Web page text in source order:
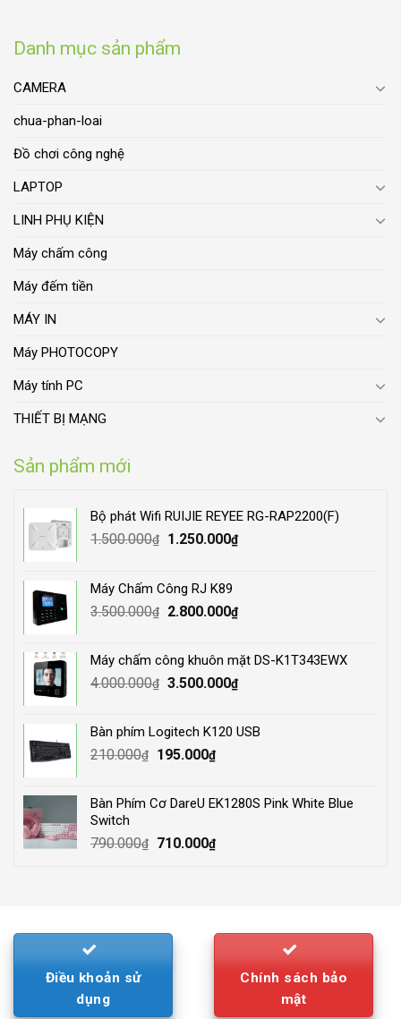
Danh mục sản phẩm
CAMERA
chua-phan-loai
Đồ chơi công nghệ
LAPTOP
LINH PHỤ KIỆN
Máy chấm công
Máy đếm tiền
MÁY IN
Máy PHOTOCOPY
Máy tính PC
THIẾT BỊ MẠNG
Sản phẩm mới
Bộ phát Wifi RUIJIE REYEE RG-RAP2200(F)
1.500.000₫
Original
1.500.000₫.
1.250.000₫Current
Máy Chấm Công RJ K89
3.500.000₫
Original
3.500.000₫.
2.800.000₫Current
2.800.000₫.
Máy chấm công khuôn mặt DS-K1T343EWX
4.000.000₫ Original
4.000.000₫.
3.500.000₫Current
3.500.000₫.
Bàn phím Logitech K120 USB
210.000₫
Original
210.000₫.
195.000₫Current
195.000₫.
Bàn Phím Cơ DareU EK1280S Pink White Blue
Switch
790.000₫
Original
710.000₫Current
Điều khoản sử
dụng
Chính sách bảo
mật